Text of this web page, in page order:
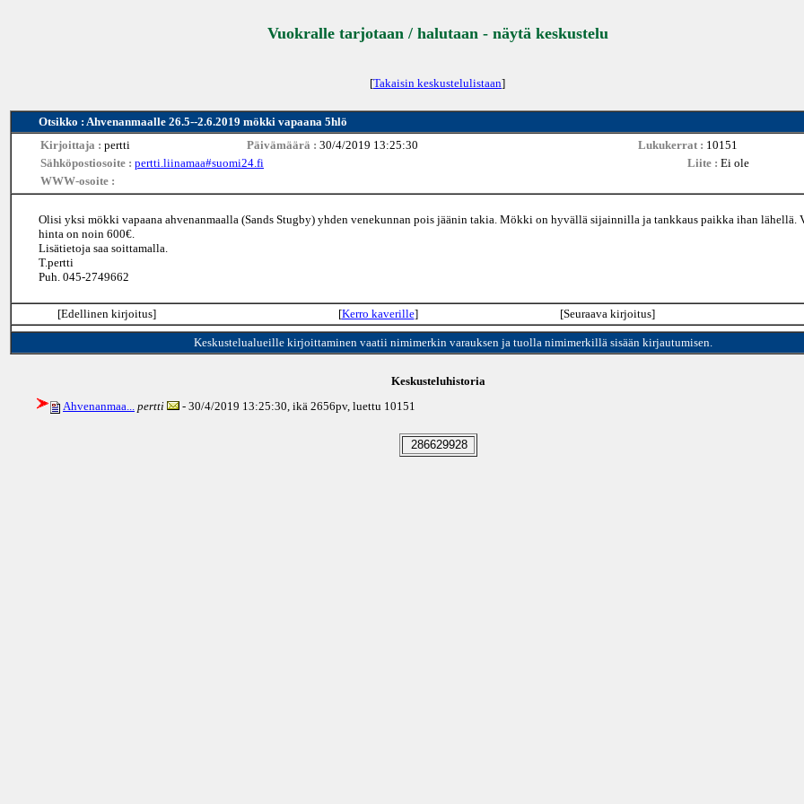
Vuokralle tarjotaan / halutaan - näytä keskustelu
[Takaisin keskustelulistaan]
Otsikko : Ahvenanmaalle 26.5--2.6.2019 mökki vapaana 5hlö
Kirjoittaja : pertti Päivämäärä : 30/4/2019 13:25:30 Lukukerrat : 10151
Sähköpostiosoite : pertti.liinamaa#suomi24.fi Liite : Ei ole
WWW-osoite :
Olisi yksi mökki vapaana ahvenanmaalla (Sands Stugby) yhden venekunnan pois jäänin takia. Mökki on hyvällä sijainnilla ja tankkaus paikka ihan lähellä.
hinta on noin 600€.
Lisätietoja saa soittamalla.
T.pertti
Puh. 045-2749662
[Edellinen kirjoitus] [Kerro kaverille] [Seuraava kirjoitus]
Keskustelualueille kirjoittaminen vaatii nimimerkin varauksen ja tuolla nimimerkillä sisään kirjautumisen.
Keskusteluhistoria
Ahvenanmaa... pertti - 30/4/2019 13:25:30, ikä 2656pv, luettu 10151
286629928